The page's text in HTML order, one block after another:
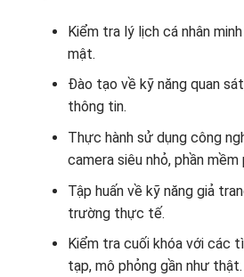
Kiểm tra lý lịch cá nhân
mật.
Đào tạo về kỹ năng quan
thông tin.
Thực hành sử dụng công
camera siêu nhỏ, phần
Tập huấn về kỹ năng giả
trường thực tế.
Kiểm tra cuối khóa với các
tạp, mô phỏng gần như thật.